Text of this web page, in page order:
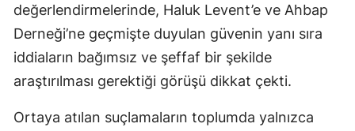
değerlendirmelerinde, Haluk Levent’e ve Ahbap
Derneği’ne geçmişte duyulan güvenin yanı sıra
iddiaların bağımsız ve şeffaf bir şekilde
araştırılması gerektiği görüşü dikkat çekti.
Ortaya atılan suçlamaların toplumda yalnızca